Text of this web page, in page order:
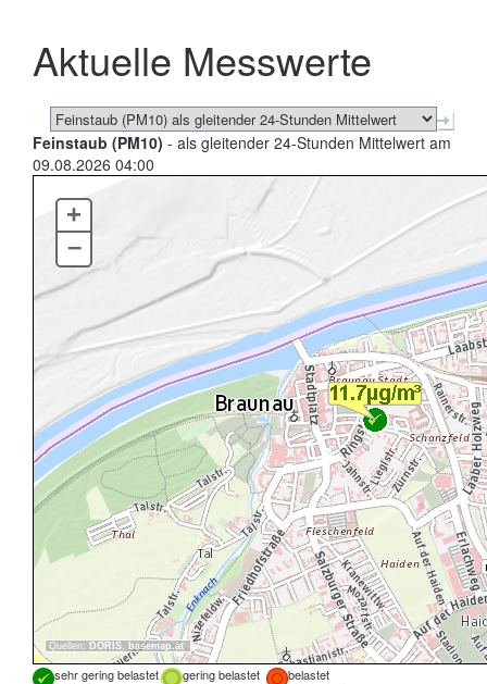
schließen
Aktuelle Messwerte
Feinstaub (PM10) - als gleitender 24-Stunden Mittelwert am
09.08.2026 04:00
Quellen: DORIS, basemap.at
+
–
sehr gering belastet gering belastet
belastet